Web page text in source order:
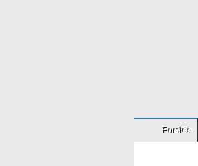
Forside